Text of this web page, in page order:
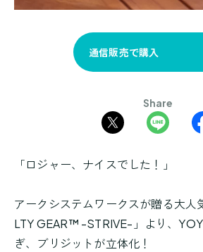
通信販売で購入
Share
「ロジャー、ナイスでした！」
アークシステムワークスが贈る大人
LTY GEAR™ -STRIVE-」より、
ぎ、ブリジットが立体化！